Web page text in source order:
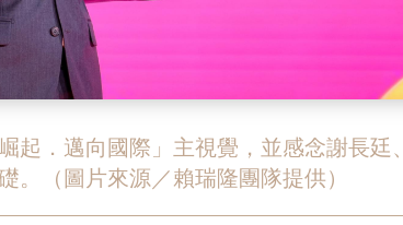
起．邁向國際」主視覺，並感念謝長廷
。（圖片來源／賴瑞隆團隊提供）